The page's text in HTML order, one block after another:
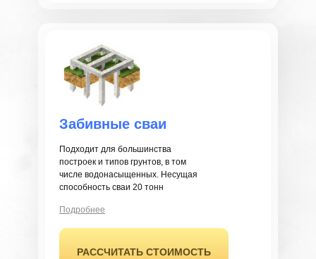
Подходит для большинства
построек и типов грунтов, в том
числе водонасыщенных. Несущая
способность сваи 20 тонн
Подробнее
Забивные сваи
РАССЧИТАТЬ СТОИМОСТЬ